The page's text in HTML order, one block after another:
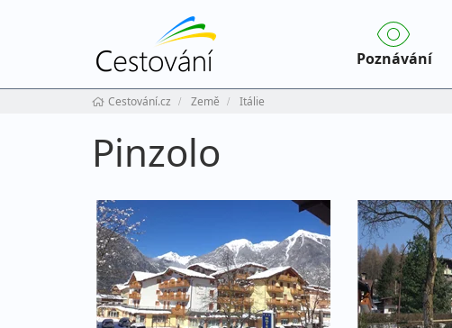
Poznávání
Cestování.cz Země Itálie
Pinzolo